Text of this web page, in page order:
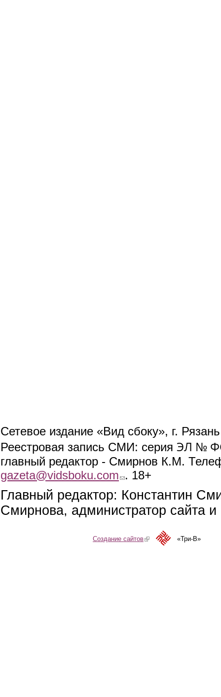
Сетевое издание «Вид сбоку», г.
Реестровая запись СМИ: серия ЭЛ №
главный редактор - Смирнов К.М.
gazeta@vidsboku.com (link sends e-mail)
. 18+
Главный редактор: Константин
Смирнова, администратор сайта
Создание сайтов(link is external)«Три-В»